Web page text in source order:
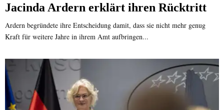
Jacinda Ardern erklärt ihren Rücktritt
Ardern begründete ihre Entscheidung damit, dass sie nicht mehr genug
Kraft für weitere Jahre in ihrem Amt aufbringen...